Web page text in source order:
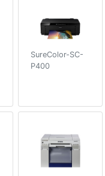
SureColor-SC-
P400